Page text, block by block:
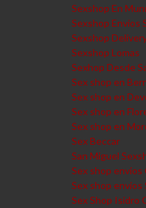
Sexshop En
Sexshop Envios
Sexshop
Sexshop Lomas
Sexhop Desde
Sex shop en
Sex shop en
Sex shop en
Sex shop en
Sex Beccar
San Miguel
Sex shop envios
Sex shop envios
Sex Shop Isidro